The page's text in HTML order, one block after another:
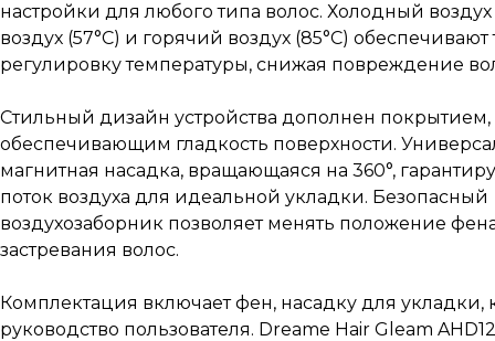
настройки для любого типа волос. Холодный воздух
воздух (57°С) и горячий воздух (85°С)
регулировку температуры, снижая повреждение
Стильный дизайн устройства дополнен покрытием,
обеспечивающим гладкость поверхности.
магнитная насадка, вращающаяся на 360°,
поток воздуха для идеальной укладки. Безопасный
воздухозаборник позволяет менять положение
застревания волос.
Комплектация включает фен, насадку для укладки,
руководство пользователя. Dreame Hair Gleam